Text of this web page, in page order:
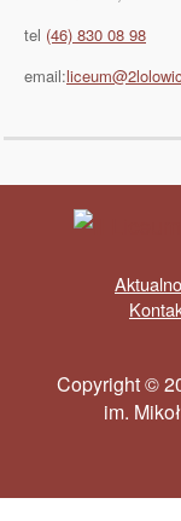
tel (46) 830 08 98
email:
Copyright ©
im.